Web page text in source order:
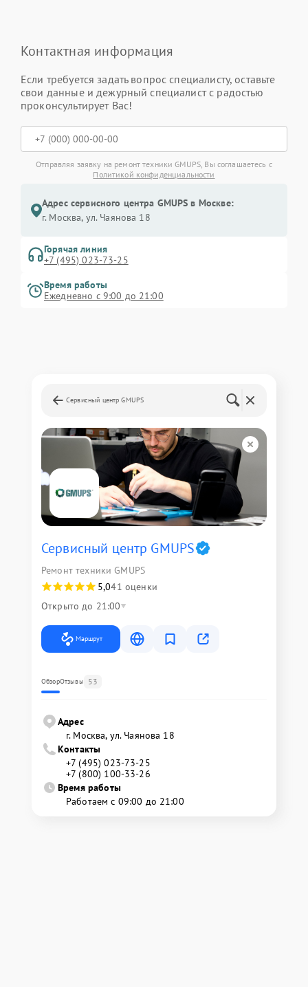
Контактная информация
Если требуется задать вопрос специалисту, оставьте
свои данные и дежурный специалист с радостью
проконсультирует Вас!
Отправляя заявку на ремонт техники GMUPS, Вы соглашаетесь с
Политикой конфиденциальности
Адрес сервисного центра GMUPS в Москве:
г. Москва, ул. Чаянова 18
Горячая линия
+7 (495) 023-73-25
Время работы
Ежедневно с 9:00 до 21:00
Сервисный центр GMUPS
Сервисный центр GMUPS
Ремонт техники GMUPS
5,041 оценки
Открыто до 21:00
Маршрут
ОбзорОтзывы 53
Адрес
г. Москва, ул. Чаянова 18
Контакты
+7 (495) 023-73-25
+7 (800) 100-33-26
Время работы
Работаем с 09:00 до 21:00